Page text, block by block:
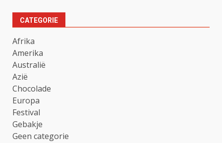
CATEGORIE
Afrika
Amerika
Australië
Azië
Chocolade
Europa
Festival
Gebakje
Geen categorie